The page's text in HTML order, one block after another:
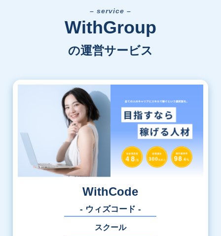
– service –
WithGroup
の運営サービス
WithCode
- ウィズコード -
スクール